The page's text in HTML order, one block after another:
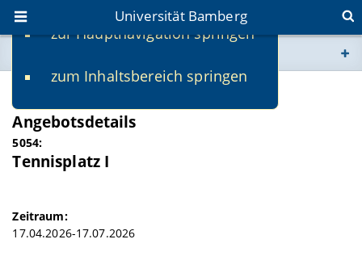
zur Hauptnavigation springen
zum Inhaltsbereich springen
Universität Bamberg
www.uni-bamberg.de
univis.uni-bamberg.de
SS 2026
Angebotsdetails
5054:
Tennisplatz I
Zeitraum:
17.04.2026-17.07.2026